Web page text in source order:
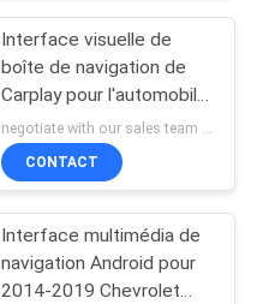
Interface visuelle de
boîte de navigation de
Carplay pour l'automobile
androïde de traversée de
Chevrolet
CONTACT
Interface multimédia de
navigation Android pour
2014-2019 Chevrolet